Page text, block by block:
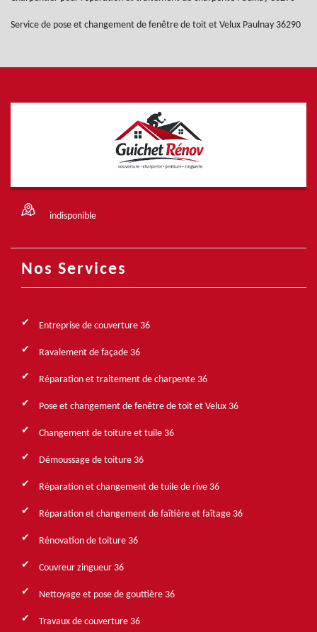
Service de pose et changement de fenêtre de toit et Velux Paulnay 36290
indisponible
Nos Services
Entreprise de couverture 36
Ravalement de façade 36
Réparation et traitement de charpente 36
Pose et changement de fenêtre de toit et Velux 36
Changement de toiture et tuile 36
Démoussage de toiture 36
Réparation et changement de tuile de rive 36
Réparation et changement de faîtière et faîtage 36
Rénovation de toiture 36
Couvreur zingueur 36
Nettoyage et pose de gouttière 36
Travaux de couverture 36